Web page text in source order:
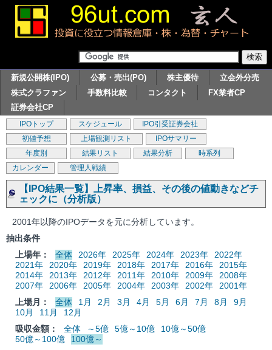
新規公開株(IPO) 公募・売出(PO) 株主優待
立会外分売
株式クラファン
手数料比較 コンタクト
FX業者CP
証券会社CP
IPOトップ スケジュール
IPO引受証券会社
初値予想
上場観測リスト
IPOサマリー
年度別
結果リスト 結果分析
時系列
カレンダー
管理人戦績
【IPO結果一覧】上昇率、損益、その後の値動きなどチ
ェックに（分析版）
2001年以降のIPOデータを元に分析しています。
抽出条件
上場年：
全体 2026年 2025年 2024年 2023年
2022年
2021年
2020年 2019年 2018年 2017年 2016年
2015年
2014年
2013年 2012年 2011年 2010年 2009年
2008年
2007年
2006年 2005年 2004年 2003年 2002年
2001年
上場月：
全体 1月 2月 3月 4月 5月 6月 7月 8月
9月
10月
11月
12月
吸収金額：
全体 ～5億 5億～10億
10億～50億
50億～100億
100億～